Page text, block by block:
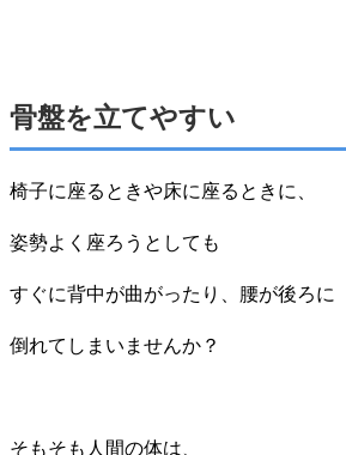
骨盤を立てやすい
椅子に座るときや床に座るときに、
姿勢よく座ろうとしても
すぐに背中が曲がったり、腰が後ろに
倒れてしまいませんか？
そもそも人間の体は、